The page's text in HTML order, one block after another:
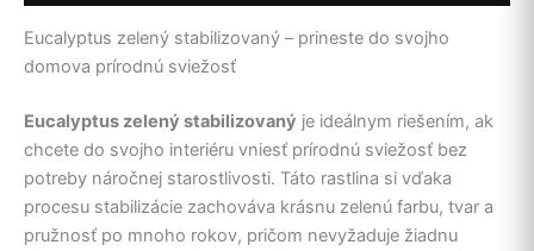
Eucalyptus zelený stabilizovaný – prineste do svojho
domova prírodnú sviežosť
Eucalyptus zelený stabilizovaný je ideálnym riešením, ak
chcete do svojho interiéru vniesť prírodnú sviežosť bez
potreby náročnej starostlivosti. Táto rastlina si vďaka
procesu stabilizácie zachováva krásnu zelenú farbu, tvar a
pružnosť po mnoho rokov, pričom nevyžaduje žiadnu